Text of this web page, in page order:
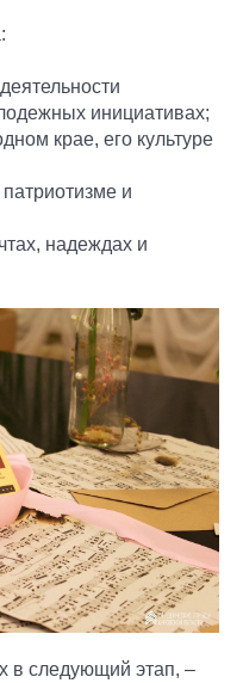
инициативах;
крае, его культуре
и
надеждах и
в следующий этап, –